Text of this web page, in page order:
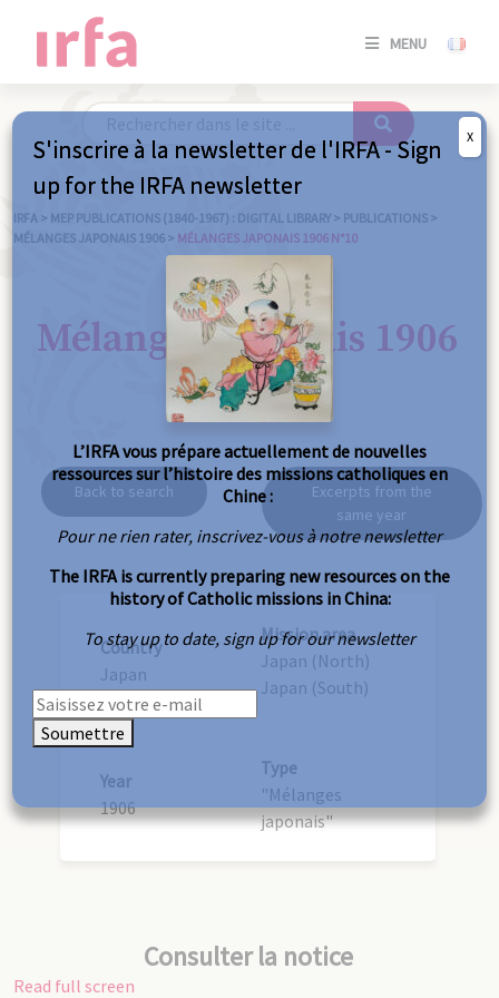
MENU
SE
/
IRFA > MEP PUBLICATIONS (1840-1967) : DIGITAL LIBRARY > PUBLICATIONS >
MÉLANGES JAPONAIS 1906 > MÉLANGES JAPONAIS 1906 N°10
Mélanges japonais 1906
n°10
Back to search
Excerpts from the
same year
Country
Japan
Mission area
Japan (North)
Japan (South)
Year
1906
Type
"Mélanges
japonais"
Consulter la notice
Read full screen
S'inscrire à la newsletter de l'IRFA - Sign
up for the IRFA newsletter
L’IRFA vous prépare actuellement de nouvelles
ressources sur l’histoire des missions catholiques en
Chine :
Pour ne rien rater, inscrivez-vous à notre newsletter
The IRFA is currently preparing new resources on the
history of Catholic missions in China:
To stay up to date, sign up for our newsletter
Soumettre
X